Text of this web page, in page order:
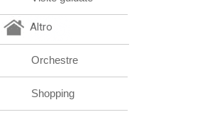
Altro
Orchestre
Shopping